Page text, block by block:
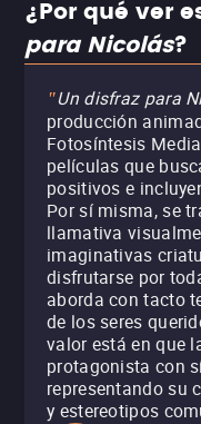
¿Por qué ver
para Nicolás?
"Un disfraz para
producción
Fotosíntesis
películas que
positivos e
Por sí misma, se
llamativa
imaginativas
disfrutarse por
aborda con tacto
de los seres
valor está en que
protagonista con
representando su
y estereotipos